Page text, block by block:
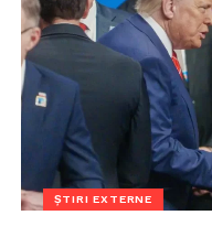
ȘTIRI EXTERNE